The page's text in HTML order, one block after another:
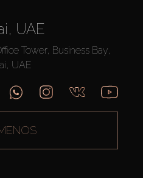
UAE
Tower, Business Bay,
UAE